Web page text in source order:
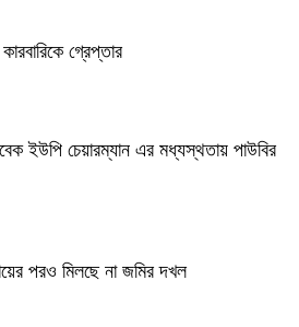
গ্রেপ্তার
ইউপি চেয়ারম্যান এর মধ্যস্থতায় পাউবির
পরও মিলছে না জমির দখল